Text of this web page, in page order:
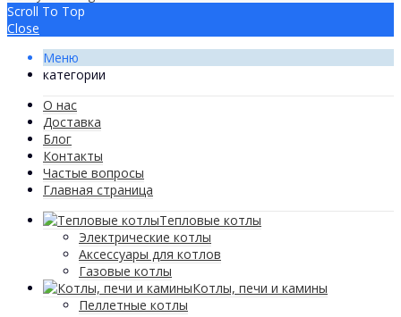
Scroll To Top
Close
Меню
категории
О нас
Доставка
Блог
Контакты
Частые вопросы
Главная страница
Тепловые котлы
Электрические котлы
Аксессуары для котлов
Газовые котлы
Котлы, печи и камины
Пеллетные котлы